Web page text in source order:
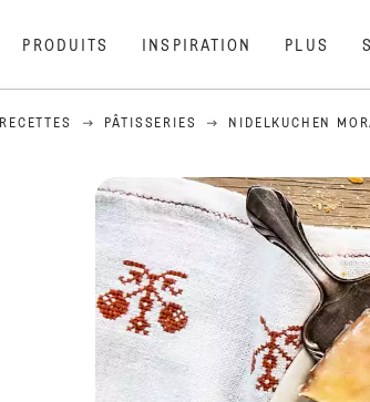
PRODUITS INSPIRATION PLUS
RECETTES PÂTISSERIES NIDELKUCHEN